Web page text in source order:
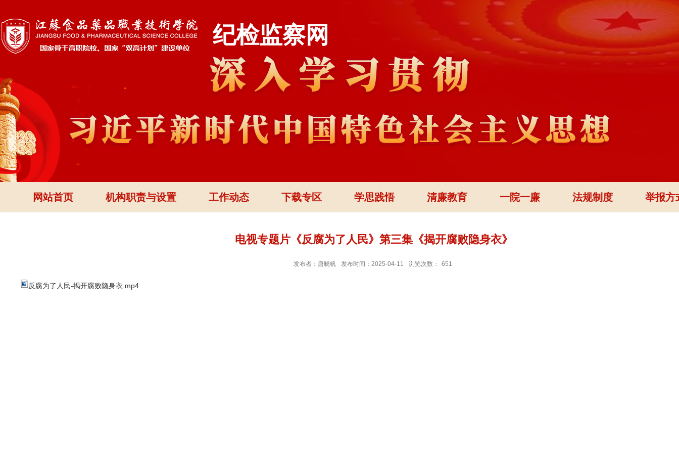
纪检监察网
网站首页 机构职责与设置 工作动态 下载专区 学思践悟 清廉教育 一院一廉 法规制度 举报方
电视专题片《反腐为了人民》第三集《揭开腐败隐身衣》
发布者：唐晓帆 发布时间：2025-04-11 浏览次数： 651
反腐为了人民-揭开腐败隐身衣.mp4